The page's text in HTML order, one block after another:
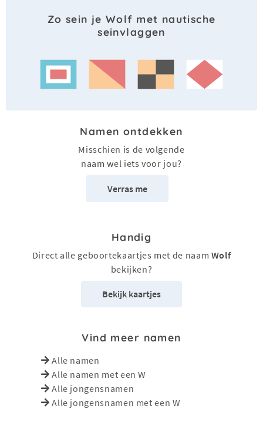
Zo sein je Wolf met nautische
seinvlaggen
Namen ontdekken
Misschien is de volgende
naam wel iets voor jou?
Verras me
Handig
Direct alle geboortekaartjes met de naam Wolf
bekijken?
Bekijk kaartjes
Vind meer namen
Alle namen
Alle namen met een W
Alle jongensnamen
Alle jongensnamen met een W